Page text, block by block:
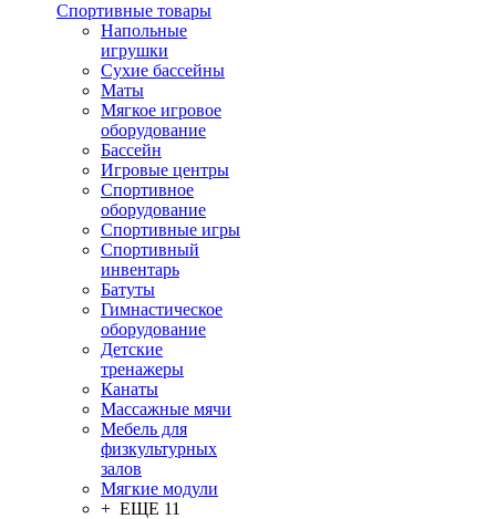
Спортивные товары
Напольные
игрушки
Сухие бассейны
Маты
Мягкое игровое
оборудование
Бассейн
Игровые центры
Спортивное
оборудование
Спортивные игры
Спортивный
инвентарь
Батуты
Гимнастическое
оборудование
Детские
тренажеры
Канаты
Массажные мячи
Мебель для
физкультурных
залов
Мягкие модули
+ ЕЩЕ 11